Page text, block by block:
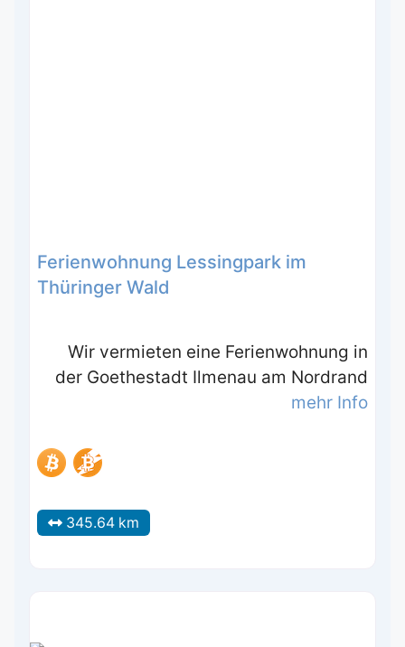
Ferienwohnung Lessingpark im
Thüringer Wald
Wir vermieten eine Ferienwohnung in
der Goethestadt Ilmenau am Nordrand
mehr Info
345.64 km